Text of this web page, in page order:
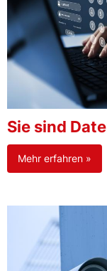
Sie sind
Mehr erfahren »